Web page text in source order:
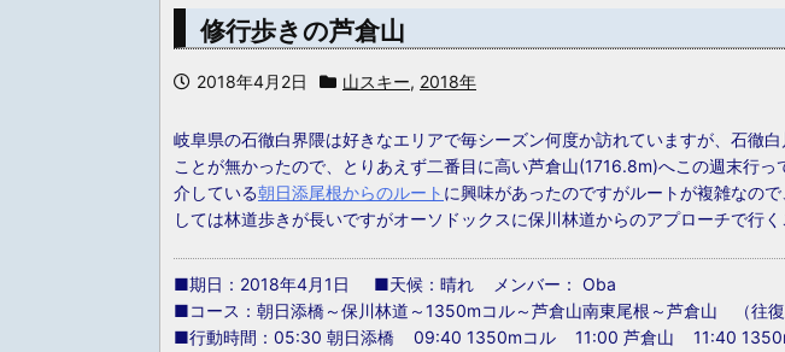
修行歩きの芦倉山
2018年4月2日 山スキー, 2018年
岐阜県の石徹白界隈は好きなエリアで毎シーズン何度か訪れていますが、石徹
ことが無かったので、とりあえず二番目に高い芦倉山(1716.8m)へこの週末行っ
介している朝日添尾根からのルート に興味があったのですがルートが複雑なの
しては林道歩きが長いですがオーソドックスに保川林道からのアプローチで行く
■期日：2018年4月1日 ■天候：晴れ メンバー： Oba
■コース：朝日添橋～保川林道～1350mコル～芦倉山南東尾根～芦倉山 （往復
■行動時間：05:30 朝日添橋 09:40 1350mコル 11:00 芦倉山 11:40